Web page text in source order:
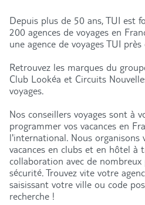
Depuis plus de 50 ans, TUI est
200 agences de voyages en
une agence de voyages TUI près
Retrouvez les marques du
Club Lookéa et Circuits
voyages.
Nos conseillers voyages sont à
programmer vos vacances en
l'international. Nous organisons
vacances en clubs et en hôtel à
collaboration avec de
sécurité. Trouvez vite votre
saisissant votre ville ou code
recherche !